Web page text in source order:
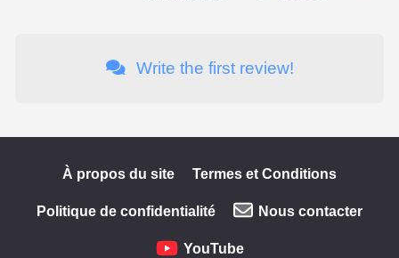
Write the first review!
À propos du site Termes et Conditions
Politique de confidentialité Nous contacter
YouTube